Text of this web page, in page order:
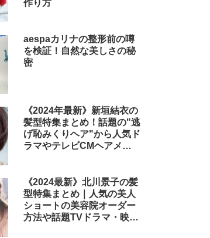
作り方
aespaカリナの整形前の噂
を検証！自然な美しさの秘
密
《2024年最新》新垣結衣の
髪型特集まとめ！話題の"逃
げ恥みくりヘア"から人気ド
ラマやテレビCMヘアメイ
《2024最新》北川景子の髪
型特集まとめ｜人気の美人
ショートの美容院オーダー
方法や話題TVドラマ・映画